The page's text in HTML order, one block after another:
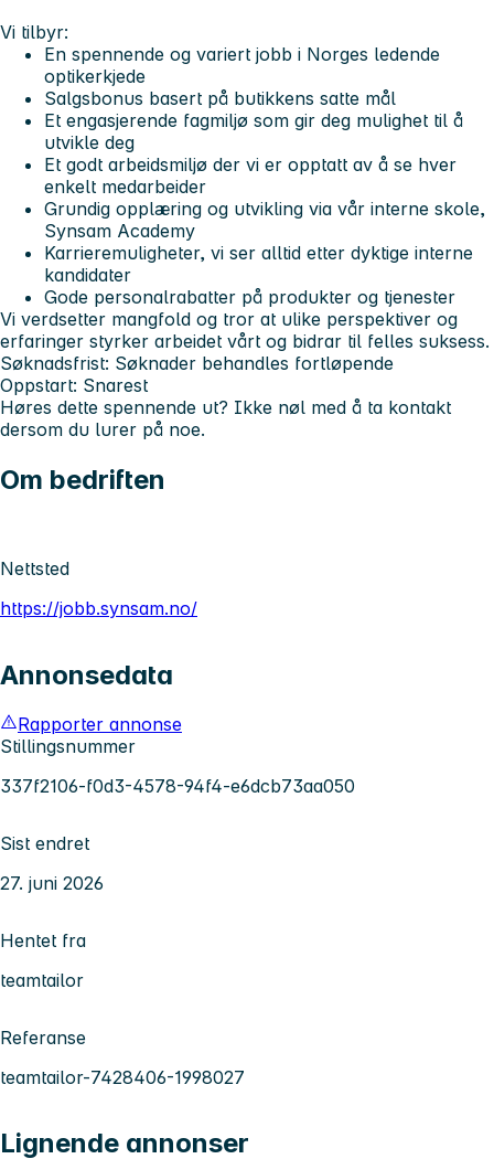
Vi tilbyr:
En spennende og variert jobb i Norges ledende
optikerkjede
Salgsbonus basert på butikkens satte mål
Et engasjerende fagmiljø som gir deg mulighet til å
utvikle deg
Et godt arbeidsmiljø der vi er opptatt av å se hver
enkelt medarbeider
Grundig opplæring og utvikling via vår interne skole,
Synsam Academy
Karrieremuligheter, vi ser alltid etter dyktige interne
kandidater
Gode personalrabatter på produkter og tjenester
Vi verdsetter mangfold og tror at ulike perspektiver og
erfaringer styrker arbeidet vårt og bidrar til felles suksess.
Søknadsfrist: Søknader behandles fortløpende
Oppstart: Snarest
Høres dette spennende ut? Ikke nøl med å ta kontakt
dersom du lurer på noe.
Om bedriften
Nettsted
https://jobb.synsam.no/
Annonsedata
Rapporter annonse
Stillingsnummer
337f2106-f0d3-4578-94f4-e6dcb73aa050
Sist endret
27. juni 2026
Hentet fra
teamtailor
Referanse
teamtailor-7428406-1998027
Lignende annonser